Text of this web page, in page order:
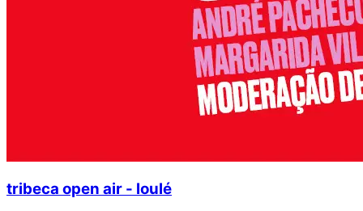
tribeca open air - loulé